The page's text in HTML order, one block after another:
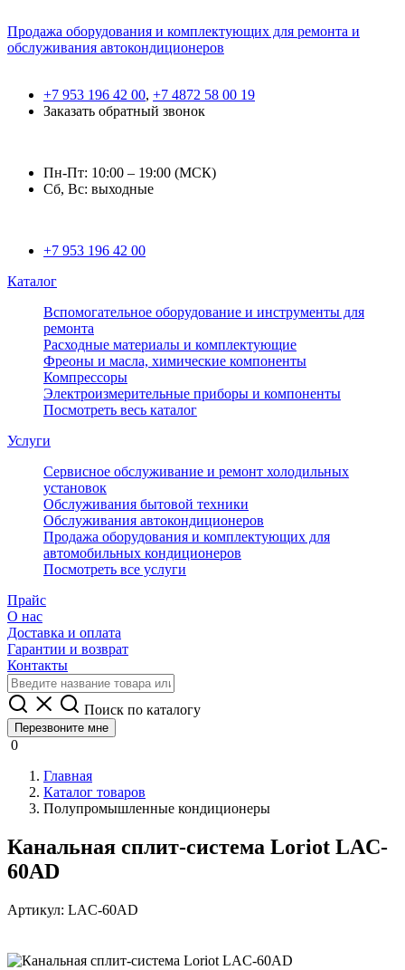
Продажа оборудования и комплектующих для ремонта и
обслуживания автокондиционеров
+7 953 196 42 00, +7 4872 58 00 19
Заказать обратный звонок
Пн-Пт: 10:00 – 19:00 (МСК)
Сб, Вс: выходные
+7 953 196 42 00
Каталог
Вспомогательное оборудование и инструменты для
ремонта
Расходные материалы и комплектующие
Фреоны и масла, химические компоненты
Компрессоры
Электроизмерительные приборы и компоненты
Посмотреть весь каталог
Услуги
Сервисное обслуживание и ремонт холодильных
установок
Обслуживания бытовой техники
Обслуживания автокондиционеров
Продажа оборудования и комплектующих для
автомобильных кондиционеров
Посмотреть все услуги
Прайс
О нас
Доставка и оплата
Гарантии и возврат
Контакты
Поиск по каталогу
Перезвоните мне
0
Главная
Каталог товаров
Полупромышленные кондиционеры
Канальная сплит-система Loriot LAC-
60AD
Артикул: LAC-60AD